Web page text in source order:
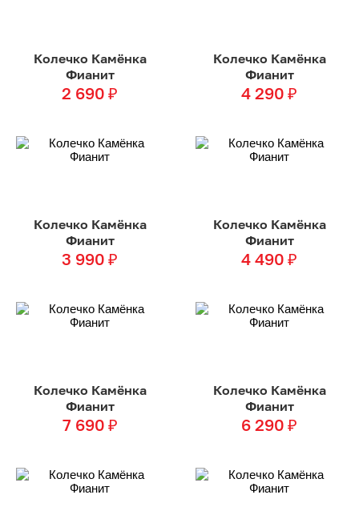
Колечко Камёнка
Фианит
2 690 ₽
Колечко Камёнка
Фианит
4 290 ₽
Колечко Камёнка
Фианит
3 990 ₽
Колечко Камёнка
Фианит
4 490 ₽
Колечко Камёнка
Фианит
7 690 ₽
Колечко Камёнка
Фианит
6 290 ₽